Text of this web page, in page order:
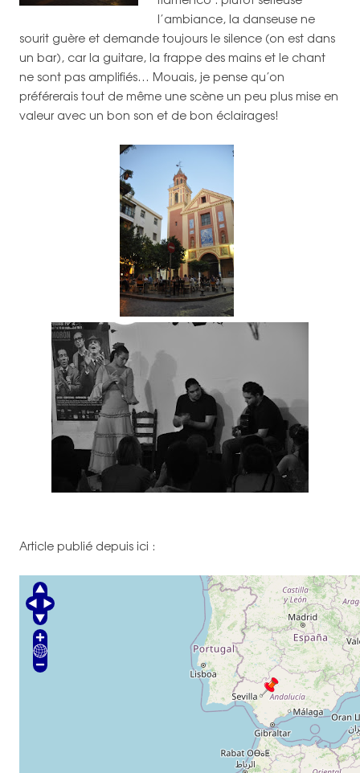
l’ambiance, la danseuse ne
sourit guère et demande toujours le silence (on est dans
un bar), car la guitare, la frappe des mains et le chant
ne sont pas amplifiés… Mouais, je pense qu’on
préférerais tout de même une scène un peu plus mise en
valeur avec un bon son et de bon éclairages!
Article publié depuis ici :